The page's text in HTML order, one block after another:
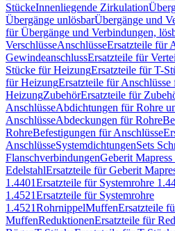
StückeInnenliegende Zirkulation
Übergänge unlösbarÜbergänge und
für Übergänge und Verbindungen,
VerschlüsseAnschlüsseErsatzteile für
GewindeanschlussErsatzteile für
Stücke für HeizungErsatzteile für T-
für HeizungErsatzteile für Anschlüsse
HeizungZubehörErsatzteile für
AnschlüsseAbdichtungen für Rohre
AnschlüsseAbdeckungen für Rohre
RohreBefestigungen für Anschlüsse
AnschlüsseSystemdichtungenSets
FlanschverbindungenGeberit Mapress
EdelstahlErsatzteile für Geberit
1.4401Ersatzteile für Systemrohre
1.4521Ersatzteile für Systemrohre
1.4521RohrnippelMuffenErsatzteile
MuffenReduktionenErsatzteile für